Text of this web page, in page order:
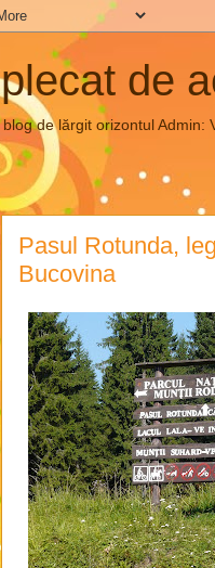
plecat de
blog de lărgit orizontul Admin:
Pasul Rotunda,
Bucovina